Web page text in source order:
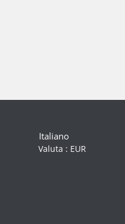
Italiano
Valuta : EUR